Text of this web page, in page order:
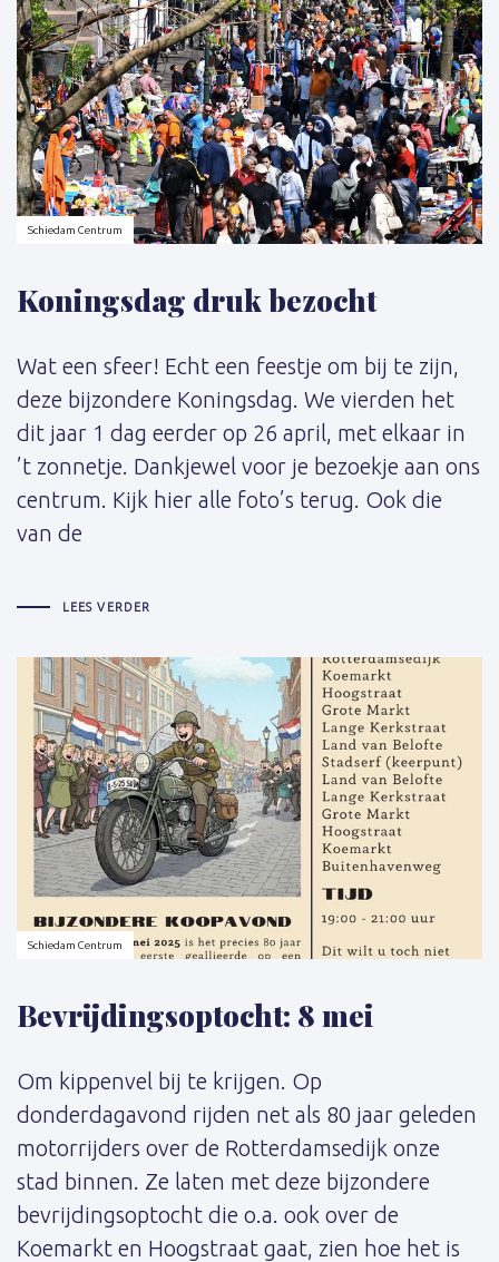
Schiedam Centrum
Koningsdag druk bezocht
Wat een sfeer! Echt een feestje om bij te zijn,
deze bijzondere Koningsdag. We vierden het
dit jaar 1 dag eerder op 26 april, met elkaar in
’t zonnetje. Dankjewel voor je bezoekje aan ons
centrum. Kijk hier alle foto’s terug. Ook die
van de
LEES VERDER
Schrijver:
Schiedam Centrum
Bevrijdingsoptocht: 8 mei
Om kippenvel bij te krijgen. Op
donderdagavond rijden net als 80 jaar geleden
motorrijders over de Rotterdamsedijk onze
stad binnen. Ze laten met deze bijzondere
bevrijdingsoptocht die o.a. ook over de
Koemarkt en Hoogstraat gaat, zien hoe het is